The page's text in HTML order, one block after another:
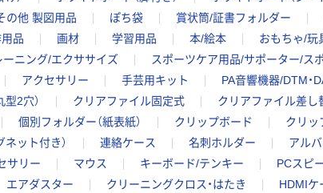
の他 製図用品 ぽち袋 賞状筒/証書フォルダー
品 画材 学習用品 本/絵本 おもちゃ/玩
ーニング/エクササイズ スポーツケア用品/サポーター/ス
アクセサリー 手芸用キット PA音響機器/DTM・
2穴） クリアファイル固定式 クリアファイル差し
個別フォルダー（紙表紙） クリップボード クリッ
ネット付き） 連絡ケース 名刺ホルダー アル
サリー マウス キーボード/テンキー PCスピ
エアダスター クリーニングクロス・はたき HDMIケ